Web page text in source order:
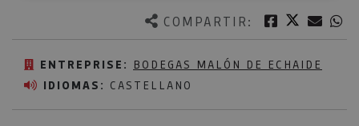
COMPARTIR: Facebook
Twitter
ENTREPRISE: BODEGAS MALÓN DE ECHAIDE
IDIOMAS: CASTELLANO